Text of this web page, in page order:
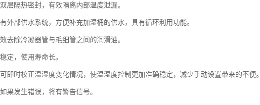
层隔热密封，有效隔离内部温度泄漏。
外部供水系统，方便补充加湿桶的供水，具有循环利用功能。
去除冷凝器管与毛细管之间的润滑油。
定，使用寿命长。
即时校正温湿度变化情况，使温湿度控制更加准确稳定，减少手动设置带来的不便。
果发生错误，将有警告信号。